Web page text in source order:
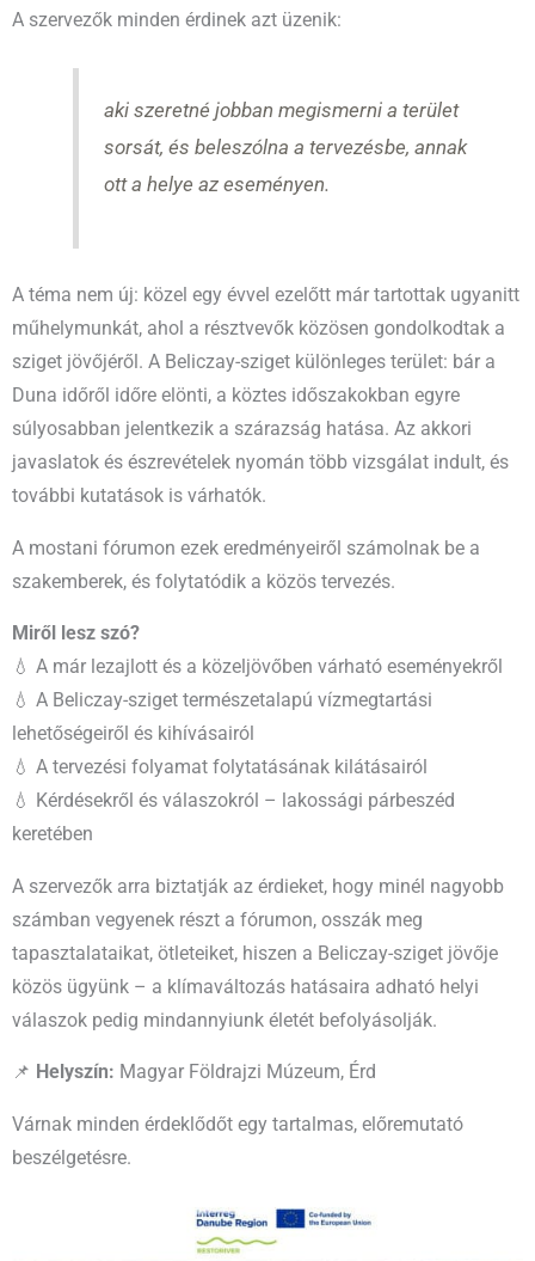
A szervezők minden érdinek azt üzenik:
aki szeretné jobban megismerni a terület
sorsát, és beleszólna a tervezésbe, annak
ott a helye az eseményen.
A téma nem új: közel egy évvel ezelőtt már tartottak ugyanitt
műhelymunkát, ahol a résztvevők közösen gondolkodtak a
sziget jövőjéről. A Beliczay-sziget különleges terület: bár a
Duna időről időre elönti, a köztes időszakokban egyre
súlyosabban jelentkezik a szárazság hatása. Az akkori
javaslatok és észrevételek nyomán több vizsgálat indult, és
további kutatások is várhatók.
A mostani fórumon ezek eredményeiről számolnak be a
szakemberek, és folytatódik a közös tervezés.
Miről lesz szó?
💧 A már lezajlott és a közeljövőben várható eseményekről
💧 A Beliczay-sziget természetalapú vízmegtartási
lehetőségeiről és kihívásairól
💧 A tervezési folyamat folytatásának kilátásairól
💧 Kérdésekről és válaszokról – lakossági párbeszéd
keretében
A szervezők arra biztatják az érdieket, hogy minél nagyobb
számban vegyenek részt a fórumon, osszák meg
tapasztalataikat, ötleteiket, hiszen a Beliczay-sziget jövője
közös ügyünk – a klímaváltozás hatásaira adható helyi
válaszok pedig mindannyiunk életét befolyásolják.
📌 Helyszín: Magyar Földrajzi Múzeum, Érd
Várnak minden érdeklődőt egy tartalmas, előremutató
beszélgetésre.